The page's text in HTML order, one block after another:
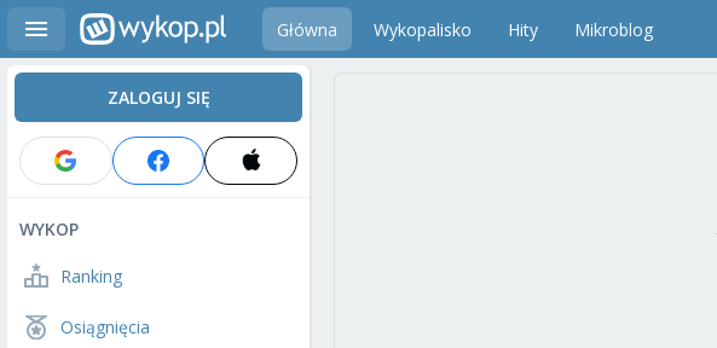
Główna Wykopalisko Hity Mikroblog
ZALOGUJ SIĘ
WYKOP
Ranking
Osiągnięcia